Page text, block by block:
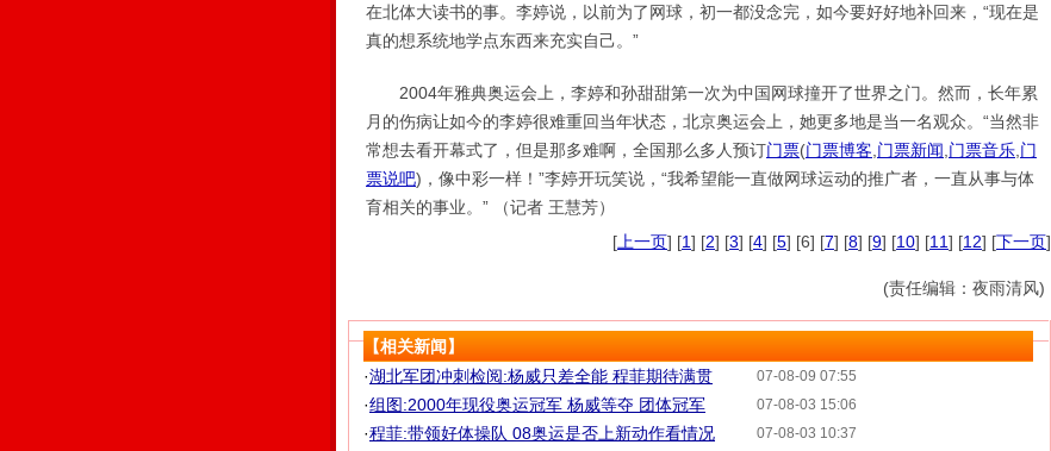
在北体大读书的事。李婷说，以前为了网球，初一都没念完，如今要好好地补回来，“现在是
真的想系统地学点东西来充实自己。”
2004年雅典奥运会上，李婷和孙甜甜第一次为中国网球撞开了世界之门。然而，长年累
月的伤病让如今的李婷很难重回当年状态，北京奥运会上，她更多地是当一名观众。“当然非
常想去看开幕式了，但是那多难啊，全国那么多人预订门票(门票博客 门票新闻 门票音乐 门
票说吧) ，像中彩一样！”李婷开玩笑说，“我希望能一直做网球运动的推广者，一直从事与体
育相关的事业。” （记者 王慧芳）
[ 上一页] [1] [2] [3] [4] [5] [6] [7] [8] [9] [10] [11] [12] [下一页]
(责任编辑：夜雨清风)
【相关新闻】
07-08-09 07:55
·湖北军团冲刺检阅:杨威只差全能 程菲期待满贯
07-08-03 15:06
·组图:2000年现役奥运冠军 杨威等夺 团体冠军
07-08-03 10:37
·程菲:带领好体操队 08奥运是否上新动作看情况